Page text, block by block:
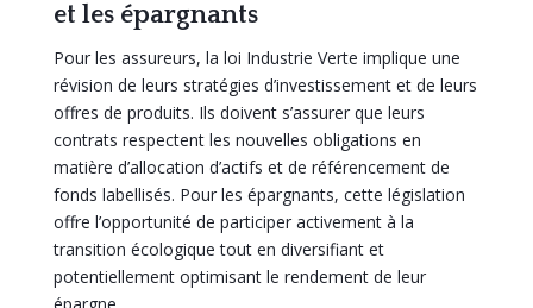
et les épargnants
Pour les assureurs, la loi Industrie Verte implique une
révision de leurs stratégies d’investissement et de leurs
offres de produits. Ils doivent s’assurer que leurs
contrats respectent les nouvelles obligations en
matière d’allocation d’actifs et de référencement de
fonds labellisés. Pour les épargnants, cette législation
offre l’opportunité de participer activement à la
transition écologique tout en diversifiant et
potentiellement optimisant le rendement de leur